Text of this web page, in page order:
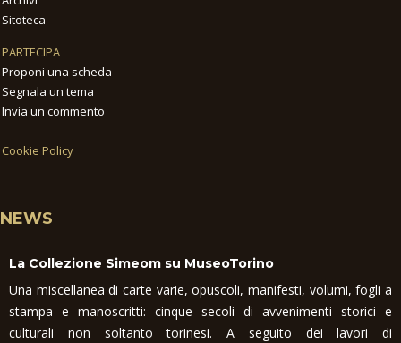
Sitoteca
PARTECIPA
Proponi una scheda
Segnala un tema
Invia un commento
Cookie Policy
NEWS
La Collezione Simeom su MuseoTorino
Una miscellanea di carte varie, opuscoli, manifesti, volumi, fogli a
stampa e manoscritti: cinque secoli di avvenimenti storici e
culturali non soltanto torinesi. A seguito dei lavori di